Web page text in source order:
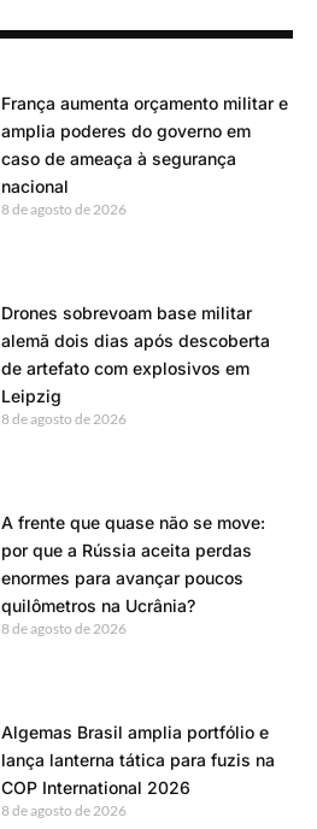
França aumenta orçamento militar e
amplia poderes do governo em
caso de ameaça à segurança
nacional
8 de agosto de 2026
Drones sobrevoam base militar
alemã dois dias após descoberta
de artefato com explosivos em
Leipzig
8 de agosto de 2026
A frente que quase não se move:
por que a Rússia aceita perdas
enormes para avançar poucos
quilômetros na Ucrânia?
8 de agosto de 2026
Algemas Brasil amplia portfólio e
lança lanterna tática para fuzis na
COP International 2026
8 de agosto de 2026